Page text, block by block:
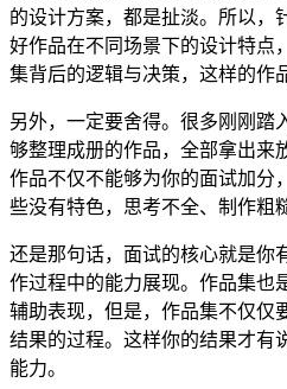
的设计方案，都是扯淡。所以，
好作品在不同场景下的设计特点
集背后的逻辑与决策，这样的作
另外，一定要舍得。很多刚刚踏
够整理成册的作品，全部拿出来
作品不仅不能够为你的面试加分
些没有特色，思考不全、制作粗
还是那句话，面试的核心就是你
作过程中的能力展现。作品集也
辅助表现，但是，作品集不仅仅
结果的过程。这样你的结果才有
能力。